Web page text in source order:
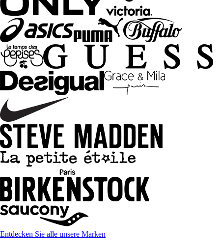
Entdecken Sie alle unsere Marken